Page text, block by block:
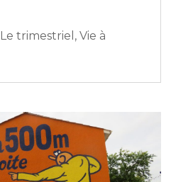
Le trimestriel , Vie à